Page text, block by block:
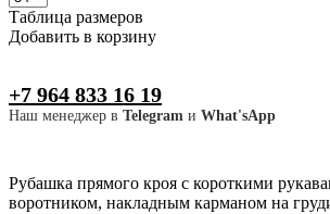
Таблица размеров
Добавить в корзину
+7 964 833 16 19
Наш менеджер в Telegram и What'sApp
Рубашка прямого кроя с короткими
воротником, накладным карманом на